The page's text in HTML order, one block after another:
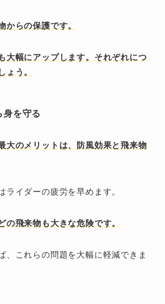
からの保護です。
大幅にアップします。それぞれにつ
ょう。
身を守る
大のメリットは、防風効果と飛来物
ライダーの疲労を早めます。
の飛来物も大きな危険です。
、これらの問題を大幅に軽減できま